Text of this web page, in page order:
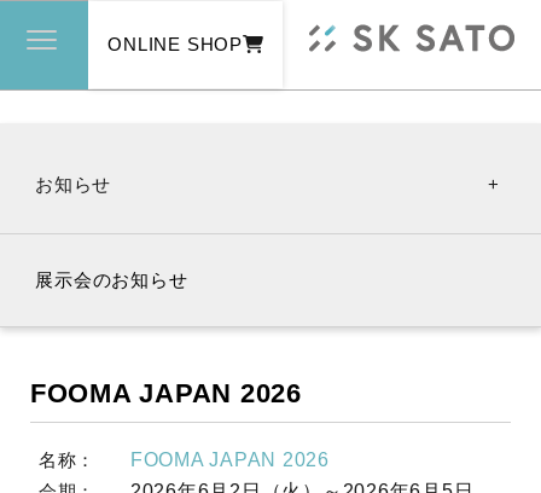
ONLINE SHOP
お知らせ
いままでのお知らせ
キャンペーン
展示会のお知らせ
FOOMA JAPAN 2026
名称： FOOMA JAPAN 2026